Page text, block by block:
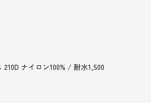
ナイロン100% / 耐水1,500